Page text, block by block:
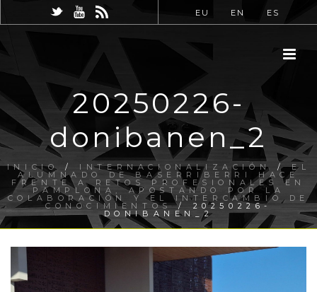
EU EN ES
20250226-
donibanen_2
INICIO / INTERNACIONALIZACIÓN /EL
ALUMNADO DE BASERRIBERRI HACE
FRENTE A RETOS PROFESIONALES EN
PAMPLONA, APOSTANDO POR LA
COLABORACIÓN Y EL INTERCAMBIO DE
CONOCIMIENTOS/ 20250226-
DONIBANEN_2